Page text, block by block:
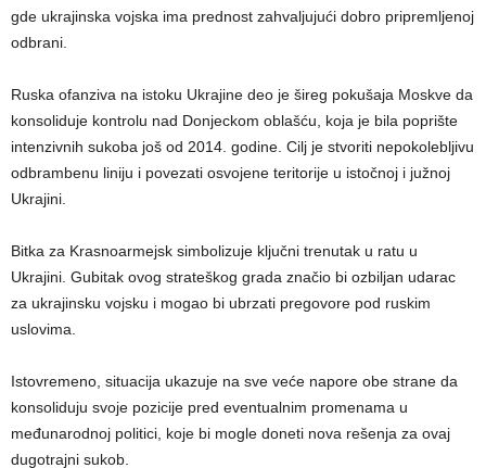
gde ukrajinska vojska ima prednost zahvaljujući dobro pripremljenoj
odbrani.
Ruska ofanziva na istoku Ukrajine deo je šireg pokušaja Moskve da
konsoliduje kontrolu nad Donjeckom oblašću, koja je bila poprište
intenzivnih sukoba još od 2014. godine. Cilj je stvoriti nepokolebljivu
odbrambenu liniju i povezati osvojene teritorije u istočnoj i južnoj
Ukrajini.
Bitka za Krasnoarmejsk simbolizuje ključni trenutak u ratu u
Ukrajini. Gubitak ovog strateškog grada značio bi ozbiljan udarac
za ukrajinsku vojsku i mogao bi ubrzati pregovore pod ruskim
uslovima.
Istovremeno, situacija ukazuje na sve veće napore obe strane da
konsoliduju svoje pozicije pred eventualnim promenama u
međunarodnoj politici, koje bi mogle doneti nova rešenja za ovaj
dugotrajni sukob.